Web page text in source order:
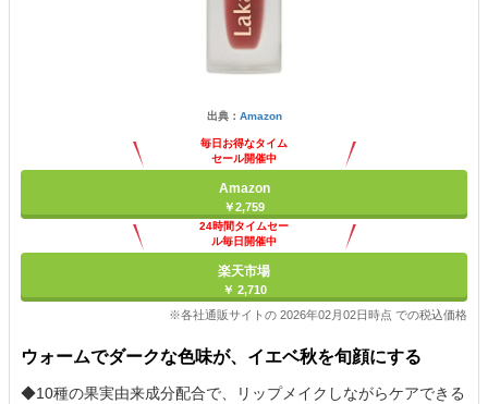
出典： Amazon
毎日お得なタイム
セール開催中
Amazon
￥2,759
24時間タイムセー
ル毎日開催中
楽天市場
￥ 2,710
※各社通販サイトの 2026年02月02日時点 での税込価格
ウォームでダークな色味が、イエベ秋を旬顔にする
◆10種の果実由来成分配合で、リップメイクしながらケアできる